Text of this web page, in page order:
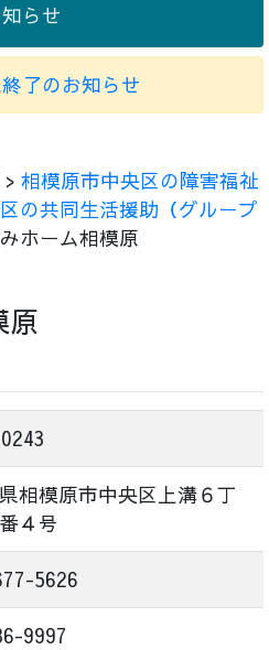
らせ
了のお知らせ
> 相模原市中央区の障害福祉
の共同生活援助（グループ
ホーム相模原
原
相模原市中央区上溝６丁
４号
5626
9997